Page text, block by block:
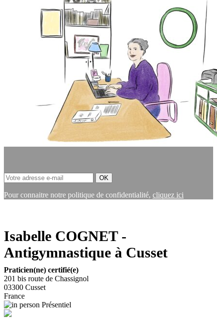
Pour connaitre notre politique de confidentialité, cliquez ici
Isabelle COGNET -
Antigymnastique à Cusset
Praticien(ne) certifié(e)
201 bis route de Chassignol
03300 Cusset
France
Présentiel